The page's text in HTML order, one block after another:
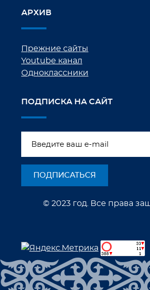
АРХИВ
Прежние сайты
Youtube канал
Одноклассники
ПОДПИСКА НА САЙТ
© 2023 год. Все права